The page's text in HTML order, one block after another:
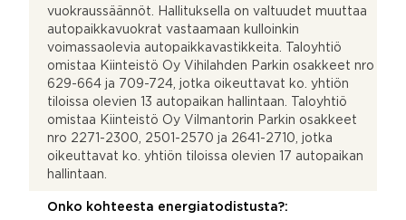
vuokraussäännöt. Hallituksella on valtuudet muuttaa
autopaikkavuokrat vastaamaan kulloinkin
voimassaolevia autopaikkavastikkeita. Taloyhtiö
omistaa Kiinteistö Oy Vihilahden Parkin osakkeet nro
629-664 ja 709-724, jotka oikeuttavat ko. yhtiön
tiloissa olevien 13 autopaikan hallintaan. Taloyhtiö
omistaa Kiinteistö Oy Vilmantorin Parkin osakkeet
nro 2271-2300, 2501-2570 ja 2641-2710, jotka
oikeuttavat ko. yhtiön tiloissa olevien 17 autopaikan
hallintaan.
Onko kohteesta energiatodistusta?: